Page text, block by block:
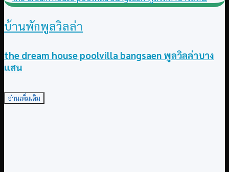
บ้านพักพูลวิลล่า
the dream house poolvilla bangsaen พูลวิลล่าบาง
แสน
อ่านเพิ่มเติม